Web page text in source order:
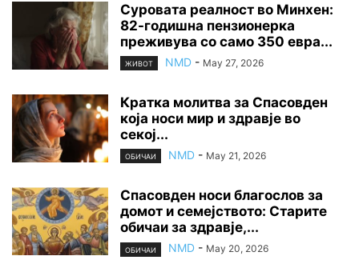
Суровата реалност во Минхен:
82-годишна пензионерка
преживува со само 350 евра...
ЖИВОТ NMD - May 27, 2026
Кратка молитва за Спасовден
која носи мир и здравје во
секој...
ОБИЧАИ NMD - May 21, 2026
Спасовден носи благослов за
домот и семејството: Старите
обичаи за здравје,...
ОБИЧАИ NMD - May 20, 2026